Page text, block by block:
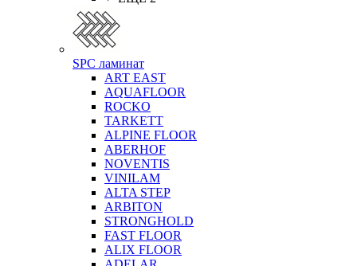
SPC ламинат
ART EAST
AQUAFLOOR
ROCKO
TARKETT
ALPINE FLOOR
ABERHOF
NOVENTIS
VINILAM
ALTA STEP
ARBITON
STRONGHOLD
FAST FLOOR
ALIX FLOOR